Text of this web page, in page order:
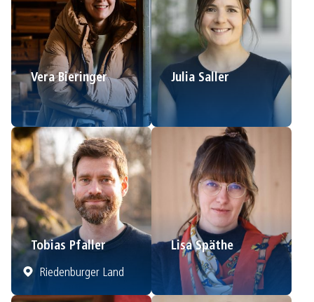
Vera Bieringer Julia Saller
Tobias Pfaller
Riedenburger Land
Lisa Späthe